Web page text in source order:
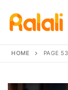
content
HOME PAGE 53